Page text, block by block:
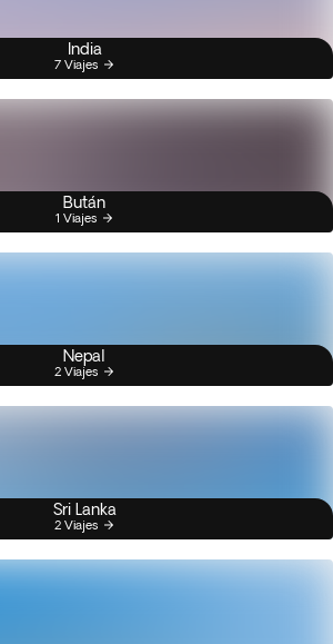
India
7 Viajes
Bután
1 Viajes
Nepal
2 Viajes
Sri Lanka
2 Viajes